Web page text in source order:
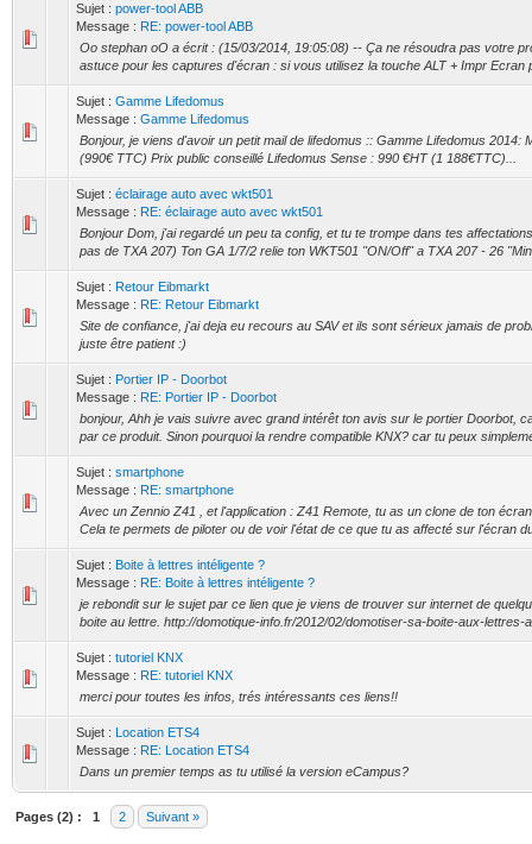
Sujet : power-tool ABB
Message : RE: power-tool ABB
Oo stephan oO a écrit : (15/03/2014, 19:05:08) -- Ça ne résoudra pas votre
astuce pour les captures d'écran : si vous utilisez la touche ALT + Impr Ecran
Sujet : Gamme Lifedomus
Message : Gamme Lifedomus
Bonjour, je viens d'avoir un petit mail de lifedomus :: Gamme Lifedomus 2014:
(990€ TTC) Prix public conseillé Lifedomus Sense : 990 €HT (1 188€TTC)...
Sujet : éclairage auto avec wkt501
Message : RE: éclairage auto avec wkt501
Bonjour Dom, j'ai regardé un peu ta config, et tu te trompe dans tes
pas de TXA 207) Ton GA 1/7/2 relie ton WKT501 "ON/Off" a TXA 207 - 26
Sujet : Retour Eibmarkt
Message : RE: Retour Eibmarkt
Site de confiance, j'ai deja eu recours au SAV et ils sont sérieux jamais de
juste être patient :)
Sujet : Portier IP - Doorbot
Message : RE: Portier IP - Doorbot
bonjour, Ahh je vais suivre avec grand intérêt ton avis sur le portier Doorbot,
par ce produit. Sinon pourquoi la rendre compatible KNX? car tu peux
Sujet : smartphone
Message : RE: smartphone
Avec un Zennio Z41 , et l'application : Z41 Remote, tu as un clone de ton
Cela te permets de piloter ou de voir l'état de ce que tu as affecté sur l'écran
Sujet : Boite à lettres intéligente ?
Message : RE: Boite à lettres intéligente ?
je rebondit sur le sujet par ce lien que je viens de trouver sur internet de
boite au lettre. http://domotique-info.fr/2012/02/domotiser-sa-boite-aux-lettres-
Sujet : tutoriel KNX
Message : RE: tutoriel KNX
merci pour toutes les infos, trés intéressants ces liens!!
Sujet : Location ETS4
Message : RE: Location ETS4
Dans un premier temps as tu utilisé la version eCampus?
Pages (2) : 1 2 Suivant »